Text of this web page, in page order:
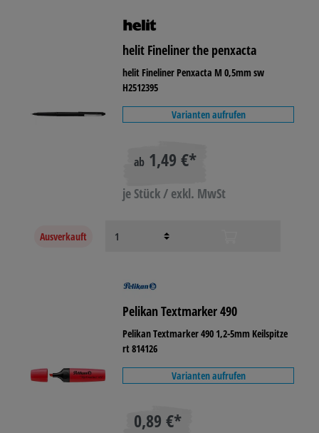
helit Fineliner the penxacta
helit Fineliner Penxacta M 0,5mm sw
H2512395
Varianten aufrufen
ab 1,49 €*
je Stück / exkl. MwSt
Ausverkauft
Pelikan Textmarker 490
Pelikan Textmarker 490 1,2-5mm Keilspitze
rt 814126
Varianten aufrufen
0,89 €*